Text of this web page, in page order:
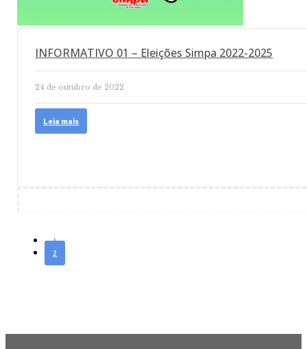
INFORMATIVO 01 – Eleições Simpa 2022-2025
24 de outubro de 2022
Leia mais
1
2